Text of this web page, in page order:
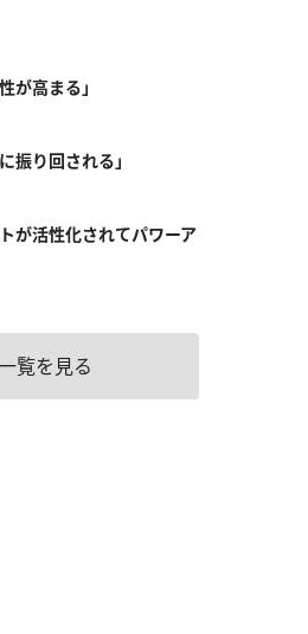
が高まる」
振り回される」
が活性化されてパワーア
覧を見る